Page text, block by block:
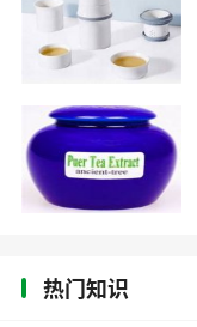
热门知识